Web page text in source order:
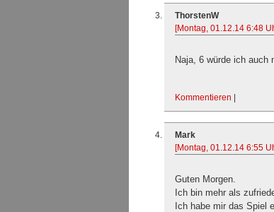
ThorstenW
[Montag, 01.12.14 6:48
Naja, 6 würde ich auch
Kommentieren |
Mark
[Montag, 01.12.14 6:55
Guten Morgen.
Ich bin mehr als
Ich habe mir das Spiel